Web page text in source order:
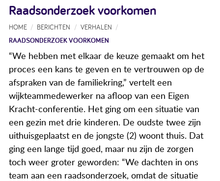
Meedoen
Contact
Raadsonderzoek voorkomen
HOME BERICHTEN
VERHALEN
RAADSONDERZOEK VOORKOMEN
“We hebben met elkaar de keuze gemaakt om het
proces een kans te geven en te vertrouwen op de
afspraken van de familiekring,” vertelt een
wijkteammedewerker na afloop van een Eigen
Kracht-conferentie. Het ging om een situatie van
een gezin met drie kinderen. De oudste twee zijn
uithuisgeplaatst en de jongste (2) woont thuis. Dat
ging een lange tijd goed, maar nu zijn de zorgen
toch weer groter geworden: “We dachten in ons
team aan een raadsonderzoek, omdat de situatie